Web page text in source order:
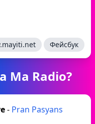
Фейсбук
Ma Radio?
- Pran Pasyans